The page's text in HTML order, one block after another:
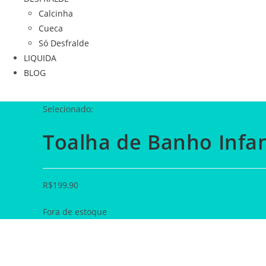
Calcinha
Cueca
Só Desfralde
LIQUIDA
BLOG
Selecionado:
Toalha de Banho
R$199,90
Fora de estoque